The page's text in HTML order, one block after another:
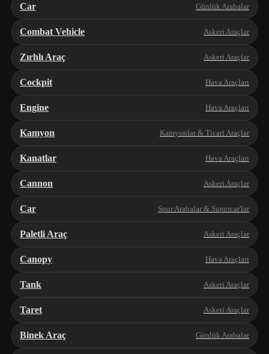
Car Günlük Arabalar
Combat Vehicle Askeri Araçlar
Zırhlı Araç Askeri Araçlar
Cockpit Hava Araçları
Engine Hava Araçları
Kamyon Kamyonlar & Ticari Araçlar
Kanatlar Hava Araçları
Cannon Askeri Araçlar
Car Spor Arabalar & Supercar'lar
Paletli Araç Askeri Araçlar
Canopy Hava Araçları
Tank Askeri Araçlar
Taret Askeri Araçlar
Binek Araç Günlük Arabalar